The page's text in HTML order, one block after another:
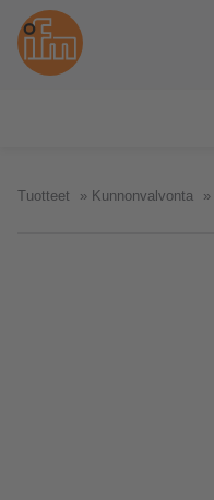
Tuotteet Kunnonvalvonta